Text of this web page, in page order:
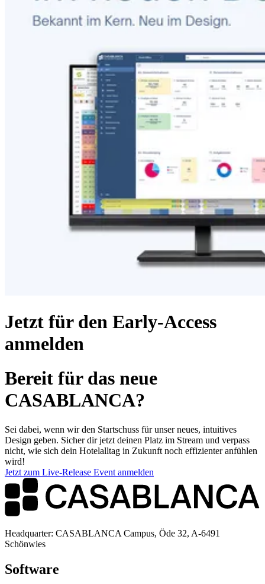
Jetzt für den Early-Access
anmelden
Bereit für das neue
CASABLANCA?
Sei dabei, wenn wir den Startschuss für unser neues, intuitives
Design geben. Sicher dir jetzt deinen Platz im Stream und verpass
nicht, wie sich dein Hotelalltag in Zukunft noch effizienter anfühlen
wird!
Jetzt zum Live-Release Event anmelden
Headquarter: CASABLANCA Campus, Öde 32, A-6491
Schönwies
Software